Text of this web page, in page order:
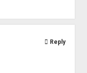
Reply